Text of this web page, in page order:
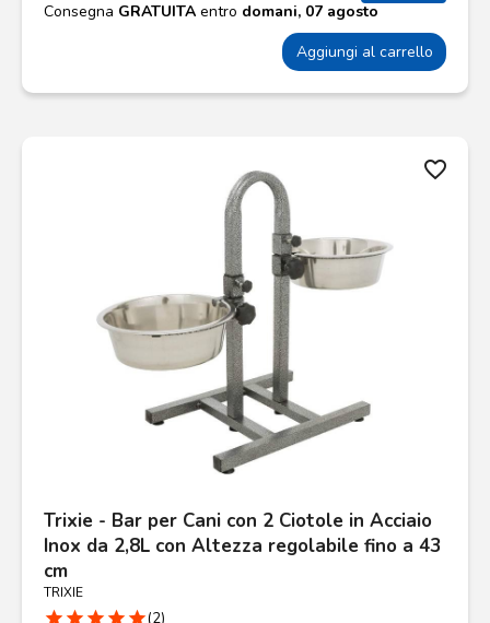
Consegna GRATUITA entro domani, 07 agosto
Aggiungi al carrello
favorite_border
Trixie - Bar per Cani con 2 Ciotole in Acciaio
Inox da 2,8L con Altezza regolabile fino a 43
cm
TRIXIE
star star star star star(2)